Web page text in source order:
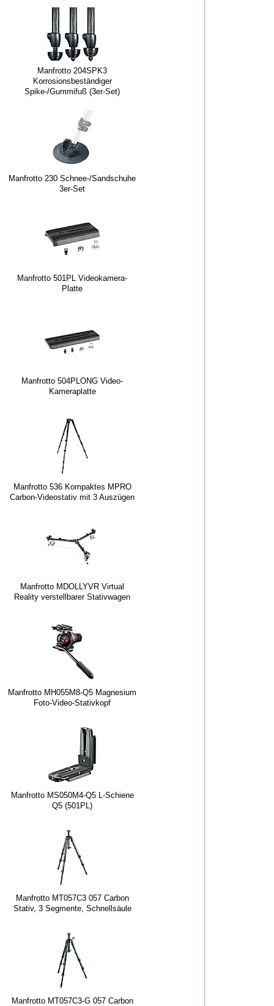
Manfrotto 204SPK3
Korrosionsbeständiger
Spike-/Gummifuß (3er-Set)
Manfrotto 230 Schnee-/Sandschuhe
3er-Set
Manfrotto 501PL Videokamera-
Platte
Manfrotto 504PLONG Video-
Kameraplatte
Manfrotto 536 Kompaktes MPRO
Carbon-Videostativ mit 3 Auszügen
Manfrotto MDOLLYVR Virtual
Reality verstellbarer Stativwagen
Manfrotto MH055M8-Q5 Magnesium
Foto-Video-Stativkopf
Manfrotto MS050M4-Q5 L-Schiene
Q5 (501PL)
Manfrotto MT057C3 057 Carbon
Stativ, 3 Segmente, Schnellsäule
Manfrotto MT057C3-G 057 Carbon